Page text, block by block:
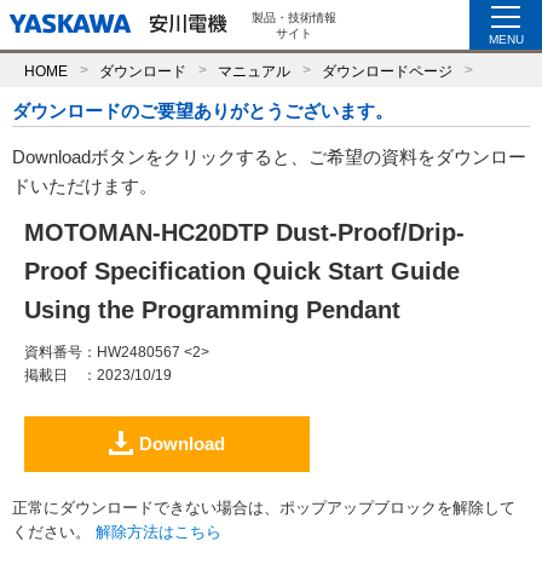
製品・技術情報
サイト
MENU
HOME ダウンロード マニュアル ダウンロードページ
ダウンロードのご要望ありがとうございます。
Downloadボタンをクリックすると、ご希望の資料をダウンロー
ドいただけます。
MOTOMAN-HC20DTP Dust-Proof/Drip-
Proof Specification Quick Start Guide
Using the Programming Pendant
資料番号 ：HW2480567 <2>
掲載日
：2023/10/19
Download
正常にダウンロードできない場合は、ポップアップブロックを解除して
ください。 解除方法はこちら